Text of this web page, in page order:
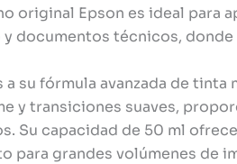
original Epson es ideal para
documentos técnicos,
a su fórmula avanzada de
y transiciones suaves,
Su capacidad de 50 ml
para grandes volúmenes de